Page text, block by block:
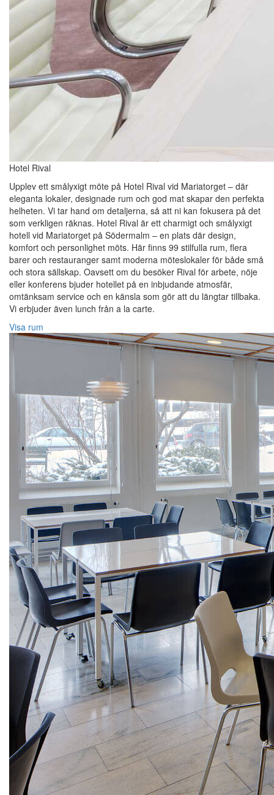
Hotel Rival
Upplev ett smålyxigt möte på Hotel Rival vid Mariatorget – där
eleganta lokaler, designade rum och god mat skapar den perfekta
helheten. Vi tar hand om detaljerna, så att ni kan fokusera på det
som verkligen räknas. Hotel Rival är ett charmigt och smålyxigt
hotell vid Mariatorget på Södermalm – en plats där design,
komfort och personlighet möts. Här finns 99 stilfulla rum, flera
barer och restauranger samt moderna möteslokaler för både små
och stora sällskap. Oavsett om du besöker Rival för arbete, nöje
eller konferens bjuder hotellet på en inbjudande atmosfär,
omtänksam service och en känsla som gör att du längtar tillbaka.
Vi erbjuder även lunch från a la carte.
Visa rum